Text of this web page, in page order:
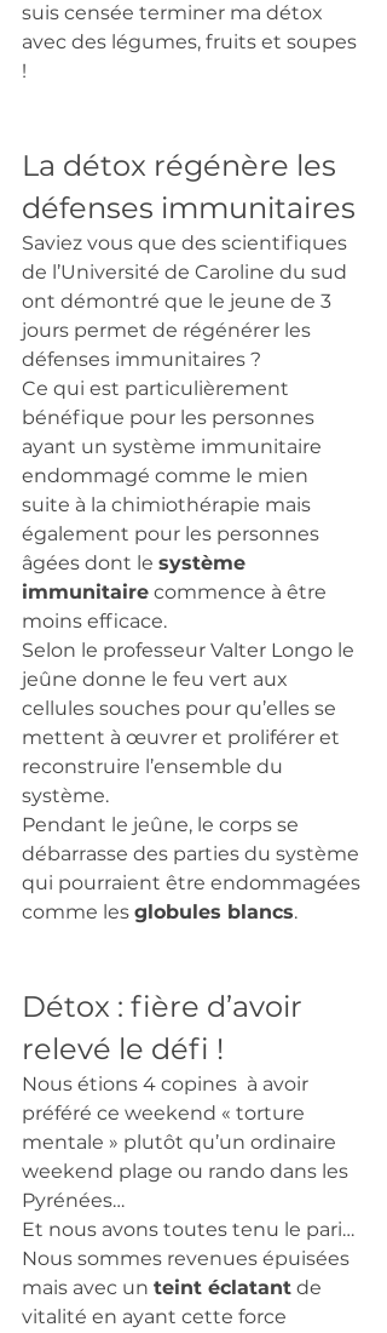
suis censée terminer ma détox
avec des légumes, fruits et soupes
!
La détox régénère les
défenses immunitaires
Saviez vous que des scientifiques
de l’Université de Caroline du sud
ont démontré que le jeune de 3
jours permet de régénérer les
défenses immunitaires ?
Ce qui est particulièrement
bénéfique pour les personnes
ayant un système immunitaire
endommagé comme le mien
suite à la chimiothérapie mais
également pour les personnes
âgées dont le système
immunitaire commence à être
moins efficace.
Selon le professeur Valter Longo le
jeûne donne le feu vert aux
cellules souches pour qu’elles se
mettent à œuvrer et proliférer et
reconstruire l’ensemble du
système.
Pendant le jeûne, le corps se
débarrasse des parties du système
qui pourraient être endommagées
comme les globules blancs.
Détox : fière d’avoir
relevé le défi !
Nous étions 4 copines  à avoir
préféré ce weekend « torture
mentale » plutôt qu’un ordinaire
weekend plage ou rando dans les
Pyrénées…
Et nous avons toutes tenu le pari…
Nous sommes revenues épuisées
mais avec un teint éclatant de
vitalité en ayant cette force